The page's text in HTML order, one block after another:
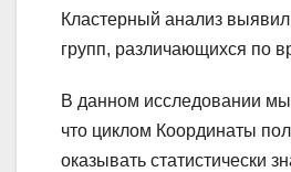
Кластерный анализ
групп, различающихся по
В данном исследовании
что циклом Координаты
оказывать статистически